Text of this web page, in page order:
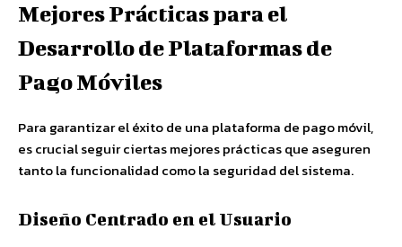
Mejores Prácticas para el
Desarrollo de Plataformas de
Pago Móviles
Para garantizar el éxito de una plataforma de pago móvil,
es crucial seguir ciertas mejores prácticas que aseguren
tanto la funcionalidad como la seguridad del sistema.
Diseño Centrado en el Usuario